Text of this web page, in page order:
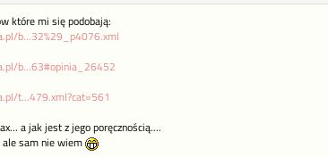
które mi się podobają:
b...32%29_p4076.xml
b...63#opinia_26452
t...479.xml?cat=561
a jak jest z jego poręcznością....
sam nie wiem